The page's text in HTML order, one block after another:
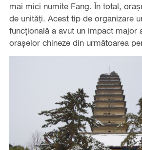
mai mici numite Fang. În total,
de unități. Acest tip de organizare
funcțională a avut un impact major
orașelor chineze din următoarea